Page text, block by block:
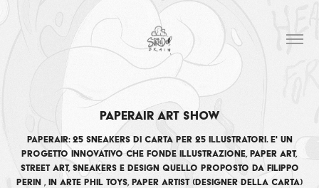
PAPERAIR ART SHOW
Paperair: 25 sneakers di carta per 25 illustratori. E' un
progetto innovativo che fonde illustrazione, paper art,
street art, sneakers e design quello proposto da Filippo
Perin , in arte Phil Toys, paper artist (designer della carta)